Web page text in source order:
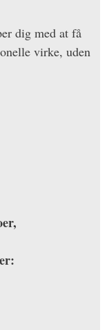
dig med at få
virke, uden